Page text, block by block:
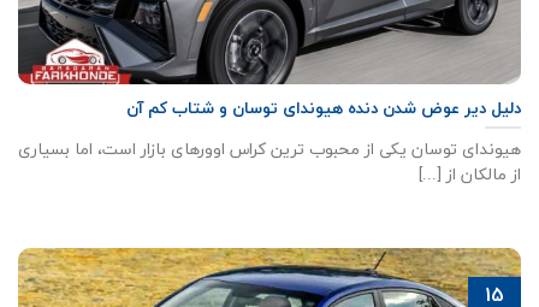
دلیل دیر عوض شدن دنده هیوندای توسان و شتاب کم آن
هیوندای توسان یکی از محبوب ترین کراس اوورهای بازار است، اما بسیاری
از مالکان از [...]
15